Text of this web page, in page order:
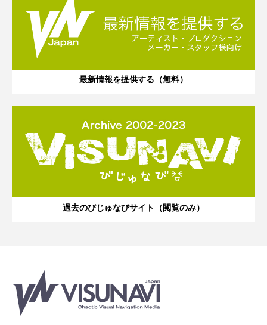
最新情報を提供する（無料）
過去のびじゅなびサイト（閲覧のみ）